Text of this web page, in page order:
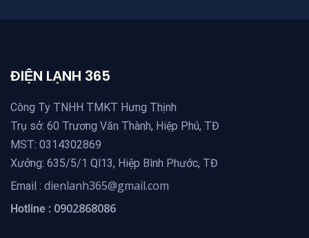
ĐIỆN LẠNH 365
Công Ty TNHH TMKT Hưng Thịnh
Trụ sở: 60 Trương Văn Thành, Hiệp Phú, TĐ
MST: 0314302869
Xưởng: 635/5/1 Ql13, Hiệp Bình Phước, TĐ
Email : dienlanh365@gmail.com
Hotline : 0902868086